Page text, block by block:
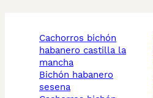
cachorros bichón
habanero castilla la
mancha
bichón habanero
sesena